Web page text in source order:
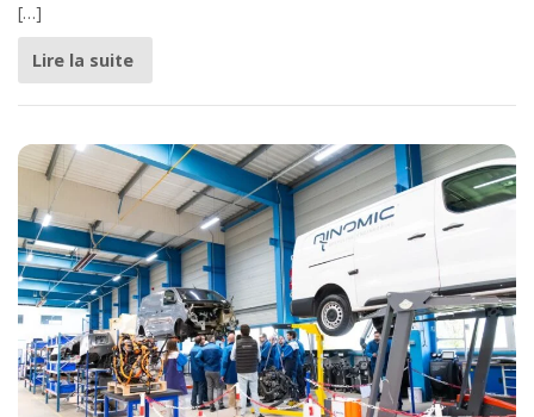
[…]
Lire la suite